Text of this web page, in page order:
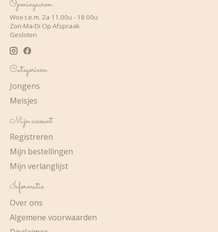
Openingsuren
Woe t.e.m. Za 11.00u - 18.00u
Zon-Ma-Di Op Afspraak
Gesloten
Categorieën
Jongens
Meisjes
Mijn account
Registreren
Mijn bestellingen
Mijn verlanglijst
Informatie
Over ons
Algemene voorwaarden